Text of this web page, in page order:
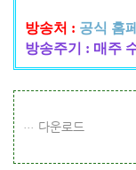
방송처 : 공식 홈
방송주기 : 매주
다운로드